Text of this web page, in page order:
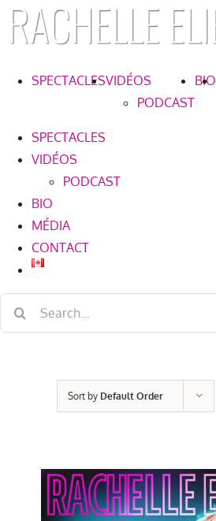
Skip
SPECTACLESVIDÉOS
PODCAST
BIO
SPECTACLES
VIDÉOS
PODCAST
BIO
MÉDIA
CONTACT
Search
Sort by Default Order